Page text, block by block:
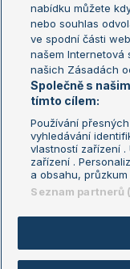
Aktualní trendy
Fotbalové přestupy
Livesport Daily
LS Prague Open
Podmínky užití
GDPR a žurnalistika
Kontakt
Copyright © 2008-2026
nabídku můžete
nebo souhlas
ve spodní části
našem Internetová
našich Zásadách
Společně s
tímto cílem:
Používání
vyhledávání
vlastností zařízení
zařízení .
a obsahu,
Seznam partnerů